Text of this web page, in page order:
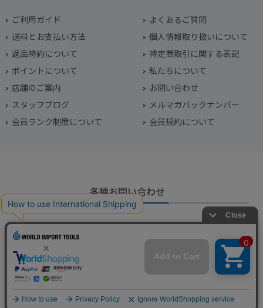
ご利用ガイド
よくあるご質問
送料とお支払い方法
個人情報取り扱いについて
返品特約について
特定商取引に関する表記
ポイントについて
私たちについて
店舗のご案内
お問い合わせ
スタッフブログ
メルマガバックナンバー
会員ランク制度について
会員規約について
各種お問い合わせ
電話番号
045-949-2451
年中無休（年末年始を除く）